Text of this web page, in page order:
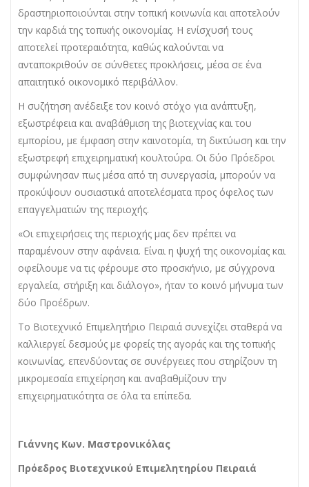
δραστηριοποιούνται στην τοπική κοινωνία και αποτελούν
την καρδιά της τοπικής οικονομίας. Η ενίσχυσή τους
αποτελεί προτεραιότητα, καθώς καλούνται να
ανταποκριθούν σε σύνθετες προκλήσεις, μέσα σε ένα
απαιτητικό οικονομικό περιβάλλον.
Η συζήτηση ανέδειξε τον κοινό στόχο για ανάπτυξη,
εξωστρέφεια και αναβάθμιση της βιοτεχνίας και του
εμπορίου, με έμφαση στην καινοτομία, τη δικτύωση και την
εξωστρεφή επιχειρηματική κουλτούρα. Οι δύο Πρόεδροι
συμφώνησαν πως μέσα από τη συνεργασία, μπορούν να
προκύψουν ουσιαστικά αποτελέσματα προς όφελος των
επαγγελματιών της περιοχής.
«Οι επιχειρήσεις της περιοχής μας δεν πρέπει να
παραμένουν στην αφάνεια. Είναι η ψυχή της οικονομίας και
οφείλουμε να τις φέρουμε στο προσκήνιο, με σύγχρονα
εργαλεία, στήριξη και διάλογο», ήταν το κοινό μήνυμα των
δύο Προέδρων.
Το Βιοτεχνικό Επιμελητήριο Πειραιά συνεχίζει σταθερά να
καλλιεργεί δεσμούς με φορείς της αγοράς και της τοπικής
κοινωνίας, επενδύοντας σε συνέργειες που στηρίζουν τη
μικρομεσαία επιχείρηση και αναβαθμίζουν την
επιχειρηματικότητα σε όλα τα επίπεδα.
Γιάννης Κων. Μαστρονικόλας
Πρόεδρος Βιοτεχνικού Επιμελητηρίου Πειραιά